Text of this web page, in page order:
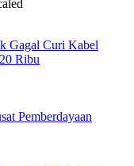
Gagal Curi Kabel
Ribu
Pemberdayaan